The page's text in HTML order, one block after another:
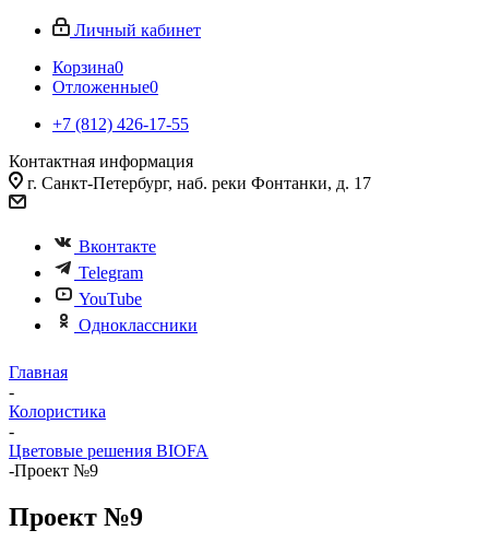
Личный кабинет
Корзина0
Отложенные0
+7 (812) 426-17-55
Контактная информация
г. Санкт-Петербург, наб. реки Фонтанки, д. 17
Вконтакте
Telegram
YouTube
Одноклассники
Главная
-
Колористика
-
Цветовые решения BIOFA
-Проект №9
Проект №9